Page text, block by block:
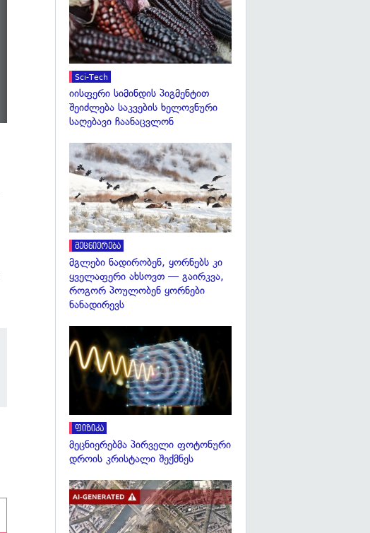
Sci-Tech
იისფერი სიმინდის პიგმენტით
შეიძლება საკვების ხელოვნური
საღებავი ჩაანაცვლონ
მეცნიერება
მგლები ნადირობენ, ყორნებს კი
ყველაფერი ახსოვთ — გაირკვა,
როგორ პოულობენ ყორნები
ნანადირევს
ფიზიკა
მეცნიერებმა პირველი ფოტონური
დროის კრისტალი შექმნეს